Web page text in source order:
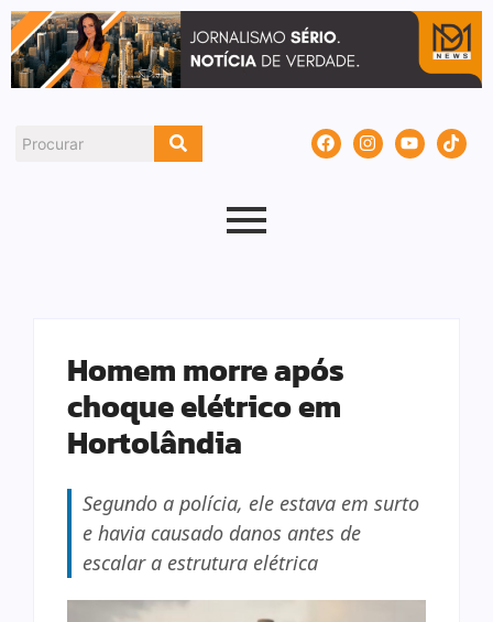
Homem morre após
choque elétrico em
Hortolândia
Segundo a polícia, ele estava em surto
e havia causado danos antes de
escalar a estrutura elétrica